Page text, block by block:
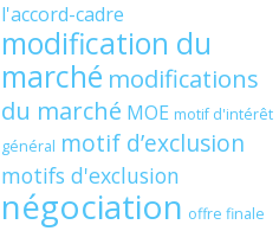
l'accord-cadre
modification du
marché modifications
du marché MOE motif d'intérêt
général motif d’exclusion
motifs d'exclusion
négociation offre finale